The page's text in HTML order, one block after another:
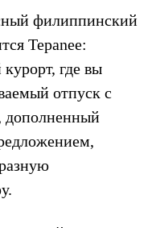
филиппинский
Tepanee:
где вы
отпуск с
дополненный